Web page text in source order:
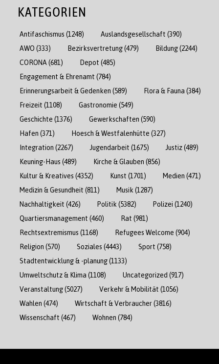
KATEGORIEN
Antifaschismus (1248) Auslandsgesellschaft (390)
AWO (333) Bezirksvertretung(479) Bildung(2244)
CORONA (681) Depot (485)
Engagement & Ehrenamt (784)
Erinnerungsarbeit & Gedenken (589) Flora & Fauna (384)
Freizeit (1108) Gastronomie (549)
Geschichte (1376) Gewerkschaften (590)
Hafen (371) Hoesch & Westfalenhütte (327)
Integration (2267) Jugendarbeit (1675) Justiz(489)
Keuning-Haus (489) Kirche & Glauben (856)
Kultur & Kreatives (4352) Kunst (1701) Medien (471)
Medizin & Gesundheit (811) Musik (1287)
Nachhaltigkeit (426) Politik (5382) Polizei (1240)
Quartiersmanagement (460) Rat (981)
Rechtsextremismus (1168) Refugees Welcome (904)
Religion (570) Soziales (4443) Sport (758)
Stadtentwicklung & -planung(1133)
Umweltschutz & Klima (1108) Uncategorized (917)
Veranstaltung(5027) Verkehr & Mobilität (1056)
Wahlen (474) Wirtschaft & Verbraucher(3816)
Wissenschaft (467) Wohnen (784)